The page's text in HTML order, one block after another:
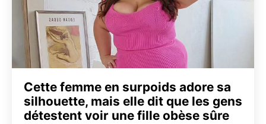
Cette femme en surpoids adore sa
silhouette, mais elle dit que les gens
détestent voir une fille obèse sûre